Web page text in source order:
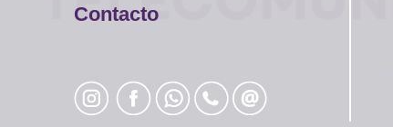
Contacto